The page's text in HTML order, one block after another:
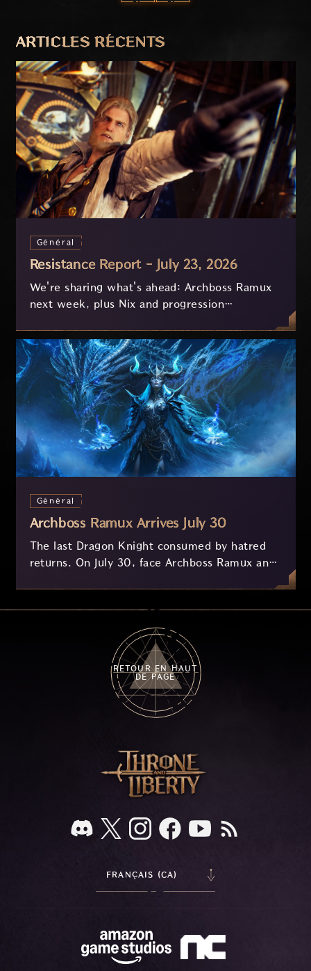
ARTICLES RÉCENTS
Général
Resistance Report - July 23, 2026
We're sharing what's ahead: Archboss Ramux
next week, plus Nix and progression
on your feedback.
Général
Archboss Ramux Arrives July 30
The last Dragon Knight consumed by hatred
returns. On July 30, face Archboss Ramux and
key combat mechanics, the Ballista, and the
new Archboss equipment that awaits.
RETOUR EN HAUT
DE PAGE
FRANÇAIS (CA)